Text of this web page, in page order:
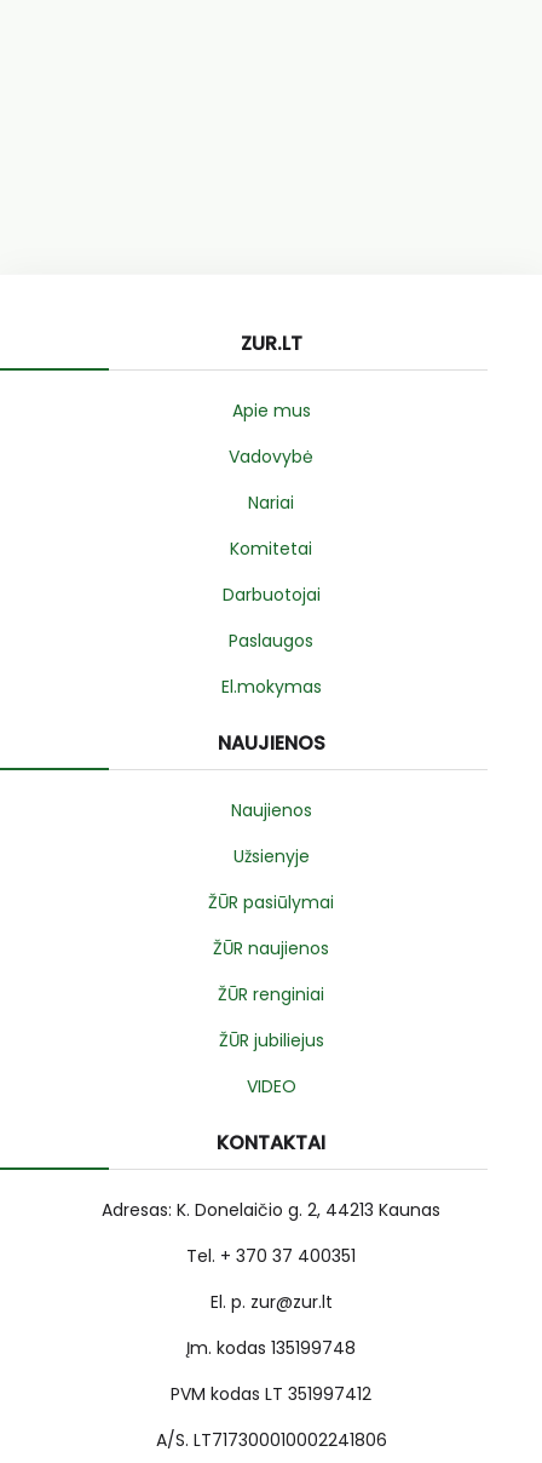
ZUR.LT
Apie mus
Vadovybė
Nariai
Komitetai
Darbuotojai
Paslaugos
El.mokymas
NAUJIENOS
Naujienos
Užsienyje
ŽŪR pasiūlymai
ŽŪR naujienos
ŽŪR renginiai
ŽŪR jubiliejus
VIDEO
KONTAKTAI
Adresas: K. Donelaičio g. 2, 44213 Kaunas
Tel. + 370 37 400351
El. p. zur@zur.lt
Įm. kodas 135199748
PVM kodas LT 351997412
A/S. LT717300010002241806